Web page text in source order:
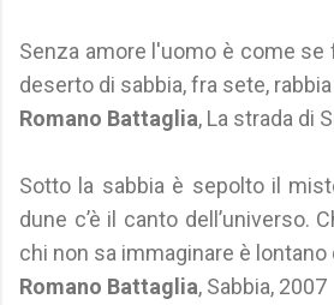
Senza amore l'uomo è come
deserto di sabbia, fra sete,
Romano Battaglia, La strada di
Sotto la sabbia è sepolto il
dune c’è il canto dell’universo.
chi non sa immaginare è lontano
Romano Battaglia, Sabbia, 2007